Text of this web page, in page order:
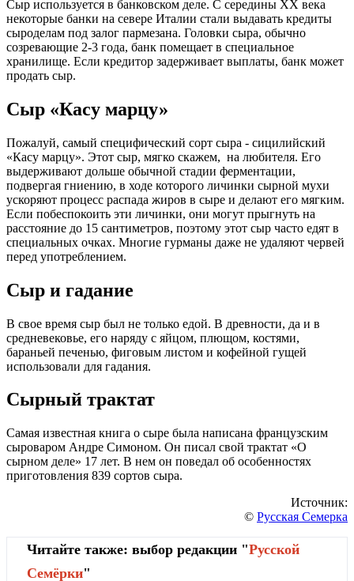
Сыр используется в банковском деле. С середины XX века
некоторые банки на севере Италии стали выдавать кредиты
сыроделам под залог пармезана. Головки сыра, обычно
созревающие 2-3 года, банк помещает в специальное
хранилище. Если кредитор задерживает выплаты, банк может
продать сыр.
Сыр «Касу марцу»
Пожалуй, самый специфический сорт сыра - сицилийский
«Касу марцу». Этот сыр, мягко скажем, на любителя. Его
выдерживают дольше обычной стадии ферментации,
подвергая гниению, в ходе которого личинки сырной мухи
ускоряют процесс распада жиров в сыре и делают его мягким.
Если побеспокоить эти личинки, они могут прыгнуть на
расстояние до 15 сантиметров, поэтому этот сыр часто едят в
специальных очках. Многие гурманы даже не удаляют червей
перед употреблением.
Сыр и гадание
В свое время сыр был не только едой. В древности, да и в
средневековье, его наряду с яйцом, плющом, костями,
бараньей печенью, фиговым листом и кофейной гущей
использовали для гадания.
Сырный трактат
Самая известная книга о сыре была написана французским
сыроваром Андре Симоном. Он писал свой трактат «О
сырном деле» 17 лет. В нем он поведал об особенностях
приготовления 839 сортов сыра.
Источник:
© Русская Семерка
Читайте также: выбор редакции "Русской
Cемёрки"